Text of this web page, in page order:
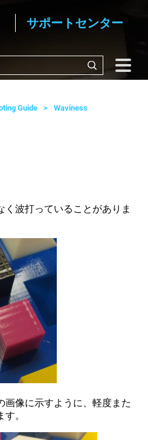
サポートセンター
Guide
Waviness
波打っていることがありま
画像に示すように、軽度また
。